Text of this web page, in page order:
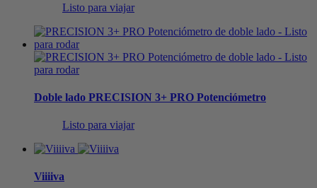
Listo para viajar
Doble lado PRECISION 3+ PRO Potenciómetro
Listo para viajar
Viiiiva